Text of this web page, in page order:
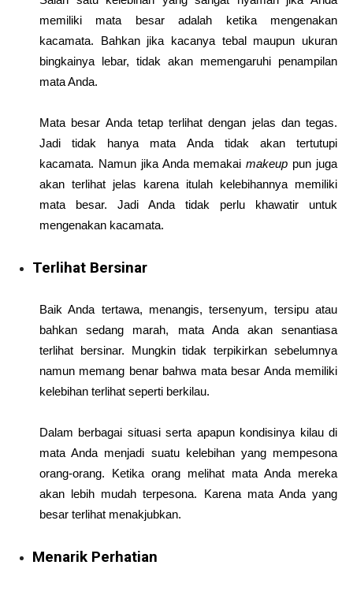
memiliki mata besar adalah ketika mengenakan
kacamata. Bahkan jika kacanya tebal maupun ukuran
bingkainya lebar, tidak akan memengaruhi penampilan
mata Anda.
Mata besar Anda tetap terlihat dengan jelas dan tegas.
Jadi tidak hanya mata Anda tidak akan tertutupi
kacamata. Namun jika Anda memakaimakeup pun juga
akan terlihat jelas karena itulah kelebihannya memiliki
mata besar. Jadi Anda tidak perlu khawatir untuk
mengenakan kacamata.
Terlihat Bersinar
Baik Anda tertawa, menangis, tersenyum, tersipu atau
bahkan sedang marah, mata Anda akan senantiasa
terlihat bersinar. Mungkin tidak terpikirkan sebelumnya
namun memang benar bahwa mata besar Anda memiliki
kelebihan terlihat seperti berkilau.
Dalam berbagai situasi serta apapun kondisinya kilau di
mata Anda menjadi suatu kelebihan yang mempesona
orang-orang. Ketika orang melihat mata Anda mereka
akan lebih mudah terpesona. Karena mata Anda yang
besar terlihat menakjubkan.
Menarik Perhatian